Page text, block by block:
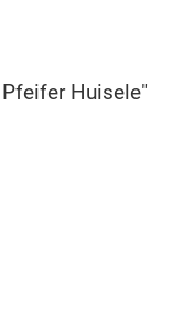
Huisele"